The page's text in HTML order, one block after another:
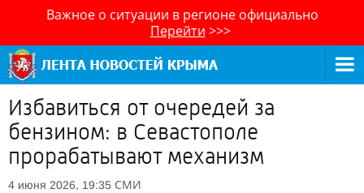
Важное о ситуации в регионе официально
Перейти >>>
Избавиться от очередей за
бензином: в Севастополе
прорабатывают механизм
4 июня 2026, 19:35 СМИ